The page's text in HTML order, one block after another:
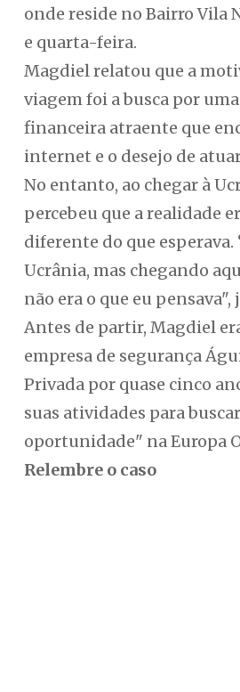
onde reside no Bairro Vila
e quarta-feira.
Magdiel relatou que a
viagem foi a busca por
financeira atraente que
internet e o desejo de
No entanto, ao chegar à
percebeu que a realidade
diferente do que
Ucrânia, mas chegando
não era o que eu
Antes de partir, Magdiel
empresa de segurança
Privada por quase cinco
suas atividades para
oportunidade" na Europa
Relembre o caso